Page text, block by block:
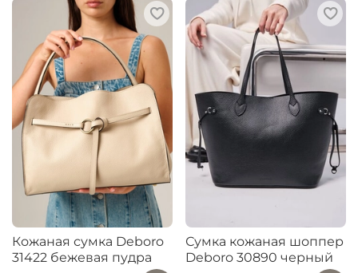
Кожаная сумка Deboro
31422 бежевая пудра
Сумка кожаная шоппер
Deboro 30890 черный